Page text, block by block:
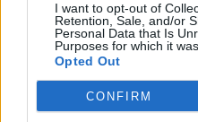
I want to opt-out of
Retention, Sale, and/or
Personal Data that Is
Purposes for which it
Opted Out
CONFIRM